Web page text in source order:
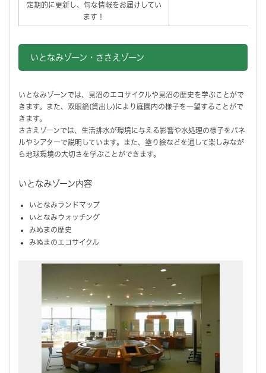
定期的に更新し、旬な情報をお届けしてい
ます！
いとなみゾーン・ささえゾーン
いとなみゾーンでは、見沼のエコサイクルや見沼の歴史を学ぶことがで
きます。また、双眼鏡(貸出し)により庭園内の様子を一望することがで
きます。
ささえゾーンでは、生活排水が環境に与える影響や水処理の様子をパネ
ルやシアターで説明しています。また、塗り絵などを通して楽しみなが
ら地球環境の大切さを学ぶことができます。
いとなみゾーン内容
いとなみランドマップ
いとなみウォッチング
みぬまの歴史
みぬまのエコサイクル